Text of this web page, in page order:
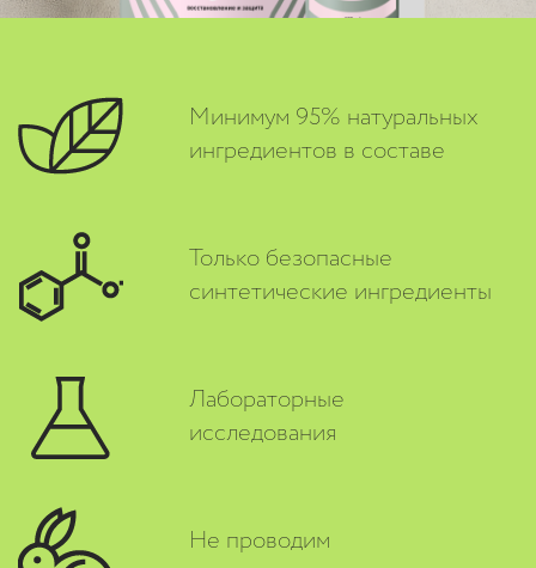
Минимум 95% натуральных
ингредиентов в составе
Только безопасные
синтетические ингредиенты
Лабораторные
исследования
Не проводим